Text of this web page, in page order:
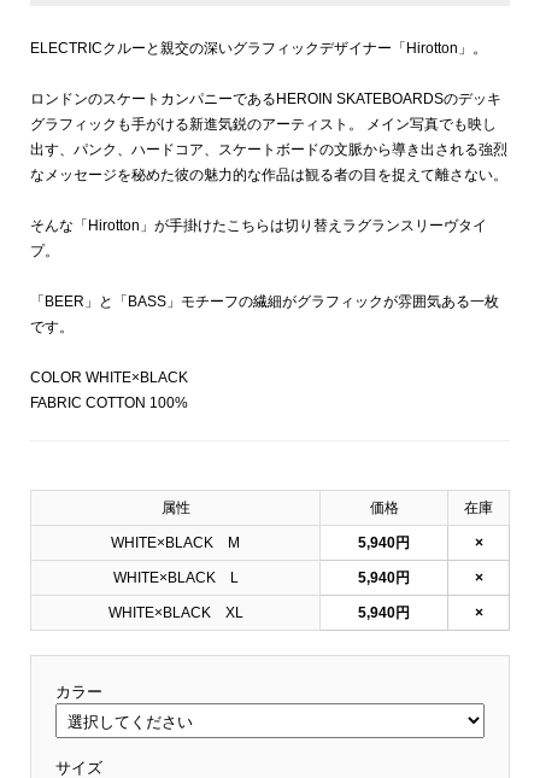
ELECTRICクルーと親交の深いグラフィックデザイナー「Hirotton」。
ロンドンのスケートカンパニーであるHEROIN SKATEBOARDSのデッキ
グラフィックも手がける新進気鋭のアーティスト。 メイン写真でも映し
出す、パンク、ハードコア、スケートボードの文脈から導き出される強烈
なメッセージを秘めた彼の魅力的な作品は観る者の目を捉えて離さない。
そんな「Hirotton」が手掛けたこちらは切り替えラグランスリーヴタイ
プ。
「BEER」と「BASS」モチーフの繊細がグラフィックが雰囲気ある一枚
です。
COLOR WHITE×BLACK
FABRIC COTTON 100%
属性 価格 在庫
WHITE×BLACK M 5,940円 ×
WHITE×BLACK L 5,940円 ×
WHITE×BLACK XL 5,940円 ×
カラー
サイズ